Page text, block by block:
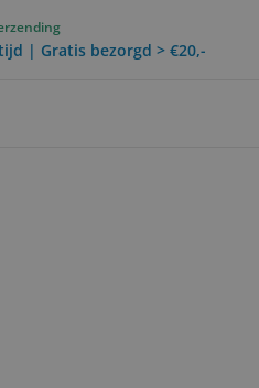
| Gratis bezorgd > €20,-